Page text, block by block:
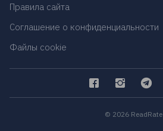
Правила сайта
Соглашение о конфиденциальности
Файлы cookie
© 2026 ReadRate